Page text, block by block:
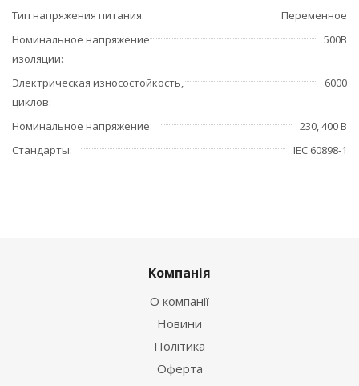
Тип напряжения питания
Переменное
Номинальное напряжение
изоляции
500В
Электрическая износостойкость,
циклов
6000
Номинальное напряжение
230, 400 В
Стандарты
IEC 60898-1
Компанія
О компанії
Новини
Політика
Оферта